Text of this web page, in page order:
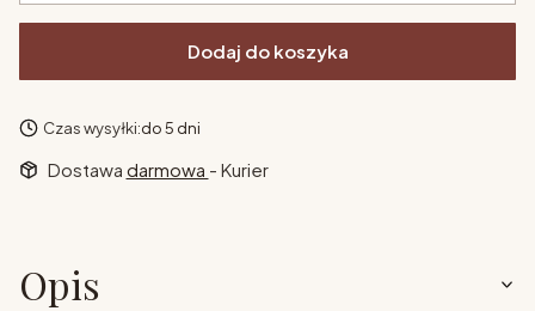
Dodaj do koszyka
Czas wysyłki:do 5 dni
Dostawa darmowa - Kurier
Opis